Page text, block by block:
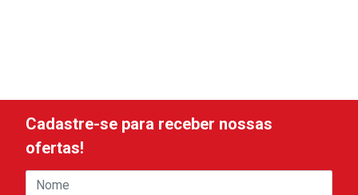
Cadastre-se para receber nossas
ofertas!